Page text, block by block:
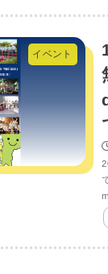
イベント